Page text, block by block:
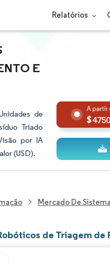
Relatórios
E
de
Triado
por IA
(USD).
4750
Mercado De
de Triagem de